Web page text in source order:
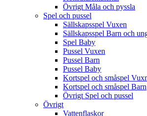
Övrigt Måla och pyssla
Spel och pussel
Sällskapsspel Vuxen
Sällskapsspel Barn och
Spel Baby
Pussel Vuxen
Pussel Barn
Pussel Baby
Kortspel och småspel
Kortspel och småspel Barn
Övrigt Spel och pussel
Övrigt
Vattenflaskor